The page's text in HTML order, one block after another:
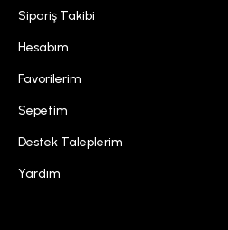
Sipariş Takibi
Hesabım
Favorilerim
Sepetim
Destek Taleplerim
Yardım